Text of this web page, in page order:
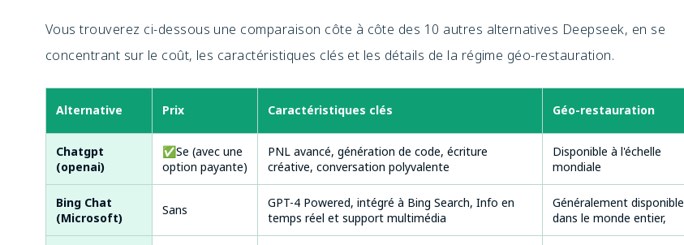
Vous trouverez ci-dessous une comparaison côte à côte des 10 autres alternatives Deepseek, en se
concentrant sur le coût, les caractéristiques clés et les détails de la régime géo-restauration.
Alternative Prix Caractéristiques clés Géo-restauration
Chatgpt
(openai)
✅Se (avec une
option payante)
PNL avancé, génération de code, écriture
créative, conversation polyvalente
Disponible à l'échelle
mondiale
Bing Chat
(Microsoft)
Sans
GPT-4 Powered, intégré à Bing Search, Info en
temps réel et support multimédia
Généralement disponible
dans le monde entier,